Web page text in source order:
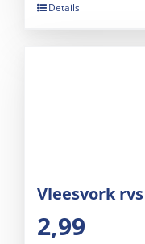
Details
Vleesvork
2,99